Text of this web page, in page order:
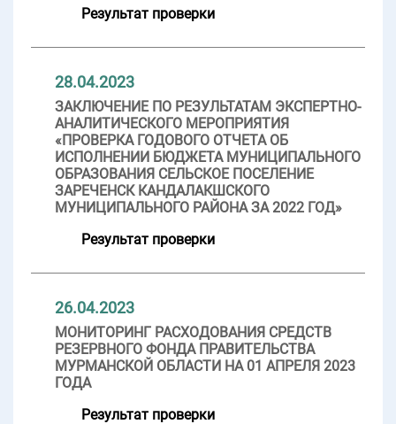
Результат проверки
28.04.2023
ЗАКЛЮЧЕНИЕ ПО РЕЗУЛЬТАТАМ ЭКСПЕРТНО-
АНАЛИТИЧЕСКОГО МЕРОПРИЯТИЯ
«ПРОВЕРКА ГОДОВОГО ОТЧЕТА ОБ
ИСПОЛНЕНИИ БЮДЖЕТА МУНИЦИПАЛЬНОГО
ОБРАЗОВАНИЯ СЕЛЬСКОЕ ПОСЕЛЕНИЕ
ЗАРЕЧЕНСК КАНДАЛАКШСКОГО
МУНИЦИПАЛЬНОГО РАЙОНА ЗА 2022 ГОД»
Результат проверки
26.04.2023
МОНИТОРИНГ РАСХОДОВАНИЯ СРЕДСТВ
РЕЗЕРВНОГО ФОНДА ПРАВИТЕЛЬСТВА
МУРМАНСКОЙ ОБЛАСТИ НА 01 АПРЕЛЯ 2023
ГОДА
Результат проверки